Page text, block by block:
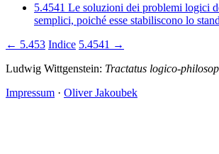
5.4541 Le soluzioni dei problemi logici
semplici, poiché esse stabiliscono lo
← 5.453 Indice 5.4541 →
Ludwig Wittgenstein: Tractatus logico-
Impressum · Oliver Jakoubek